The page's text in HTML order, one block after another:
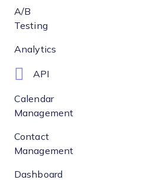
A/B
Testing
Analytics
API
Calendar
Management
Contact
Management
Dashboard